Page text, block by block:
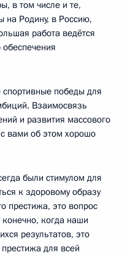
в том числе и те,
на Родину, в Россию,
работа ведётся
обеспечения
победы для
Взаимосвязь
и развития массового
вами об этом хорошо
были стимулом для
к здоровому образу
престижа, это вопрос
когда наши
результатов, это
для всей